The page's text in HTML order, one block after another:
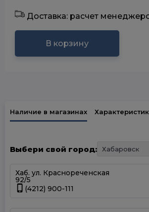
Доставка: расчет
В корзину
Наличие в магазинах
Выбери свой город:
Хаб. ул. Краснореченская
92/5
(4212) 900-111